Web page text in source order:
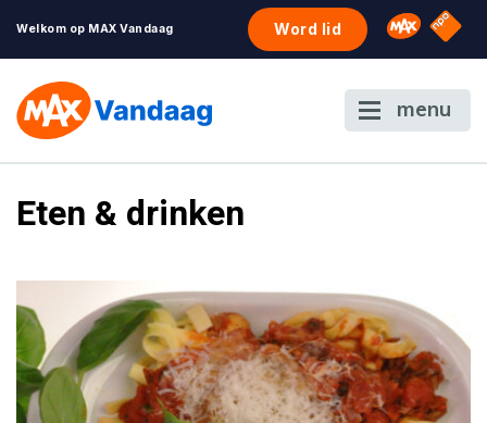
Welkom op MAX Vandaag Word lid Omroep
NPO
menu
Eten & drinken